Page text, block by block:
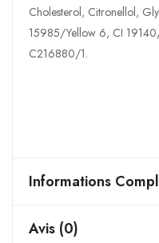
Cholesterol, Citronellol,
15985/Yellow 6, CI
C216880/1.
Informations
Avis (0)